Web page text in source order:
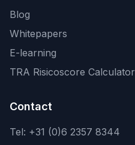
Blog
Whitepapers
E-learning
TRA Risicoscore Calculator
Contact
Tel: +31 (0)6 2357 8344